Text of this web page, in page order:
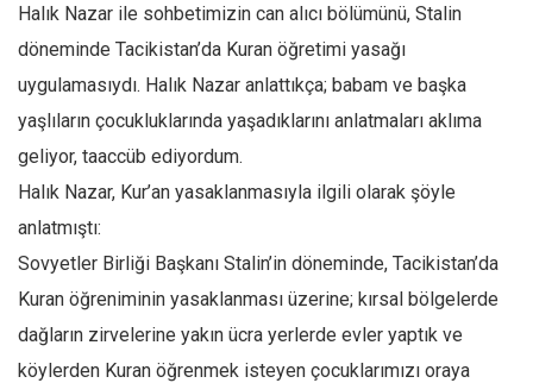
Bu Sayı
Kategoriler
Kültür Sanat
Kitap
Karisi kitap sualleri
7 soruda bu hafta
Ekonomi
Spor
Halık Nazar ile sohbetimizin can alıcı bölümünü, Stalin
döneminde Tacikistan’da Kuran öğretimi yasağı
uygulamasıydı. Halık Nazar anlattıkça; babam ve başka
yaşlıların çocukluklarında yaşadıklarını anlatmaları aklıma
geliyor, taaccüb ediyordum.
Halık Nazar, Kur’an yasaklanmasıyla ilgili olarak şöyle
anlatmıştı:
Sovyetler Birliği Başkanı Stalin’in döneminde, Tacikistan’da
Kuran öğreniminin yasaklanması üzerine; kırsal bölgelerde
dağların zirvelerine yakın ücra yerlerde evler yaptık ve
köylerden Kuran öğrenmek isteyen çocuklarımızı oraya